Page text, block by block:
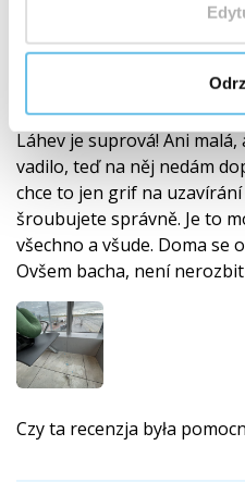
Klient
Láhev
Láhev je suprová! Ani
vadilo, teď na něj nedám
chce to jen grif na
šroubujete správně. Je to
všechno a všude. Doma se
Ovšem bacha, není
Czy ta recenzja była